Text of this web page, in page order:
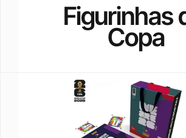
Figurinhas
Copa